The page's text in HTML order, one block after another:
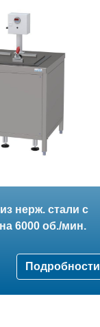
нерж. стали с
6000 об./мин.
Подробности